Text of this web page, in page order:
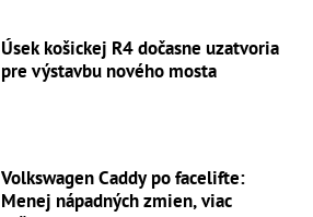
Úsek košickej R4 dočasne uzatvoria
pre výstavbu nového mosta
Volkswagen Caddy po facelifte:
Menej nápadných zmien, viac